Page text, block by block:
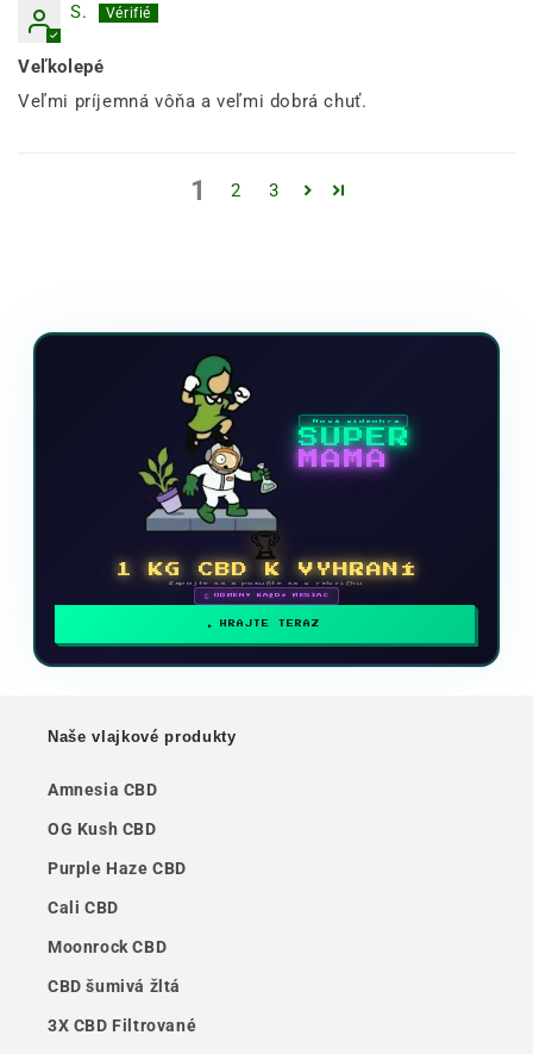
S.
Veľkolepé
Veľmi príjemná vôňa a veľmi dobrá chuť.
1 2 3
Nová videohra
SUPER
MAMA
🏆
1 KG CBD K VYHRANÍ
Zapojte sa a posuňte sa v rebríčku
🗓 ODMENY KAŽDÝ MESIAC
HRAJTE TERAZ
Naše vlajkové produkty
Amnesia CBD
OG Kush CBD
Purple Haze CBD
Cali CBD
Moonrock CBD
CBD šumivá žltá
3X CBD Filtrované